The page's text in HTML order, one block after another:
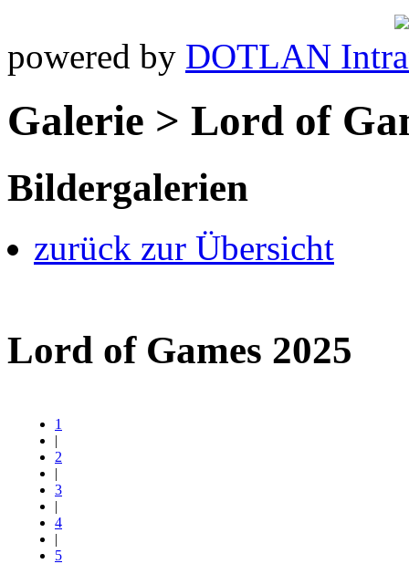
powered by DOTLAN
Galerie > Lord of
Bildergalerien
zurück zur Übersicht
Lord of Games 2025
1
|
2
|
3
|
4
|
5